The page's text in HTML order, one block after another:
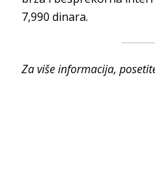
7,990 dinara.
Za više informacija,